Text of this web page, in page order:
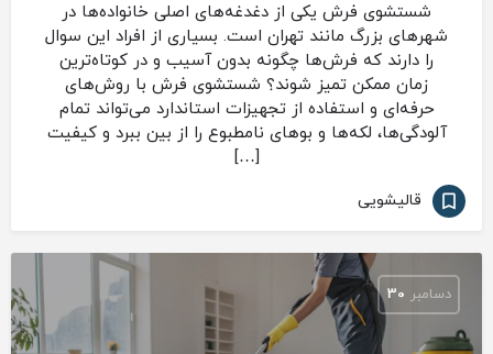
شستشوی فرش یکی از دغدغه‌های اصلی خانواده‌ها در
شهرهای بزرگ مانند تهران است. بسیاری از افراد این سوال
را دارند که فرش‌ها چگونه بدون آسیب و در کوتاه‌ترین
زمان ممکن تمیز شوند؟ شستشوی فرش با روش‌های
حرفه‌ای و استفاده از تجهیزات استاندارد می‌تواند تمام
آلودگی‌ها، لکه‌ها و بوهای نامطبوع را از بین ببرد و کیفیت
[…]
قالیشویی
دسامبر 30